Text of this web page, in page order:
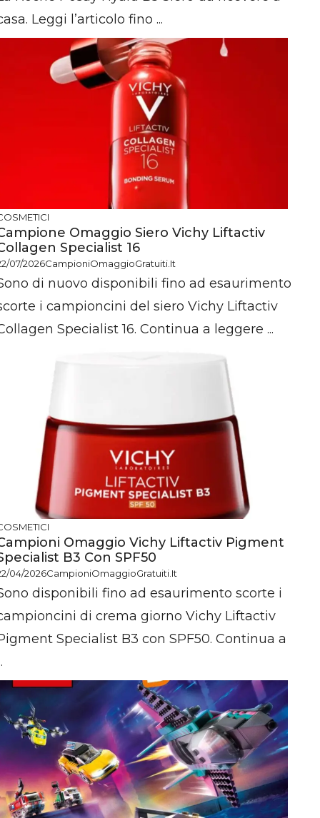
Leggi l’articolo fino ...
Omaggio Siero Vichy Liftactiv
Specialist 16
07/2026CampioniOmaggioGratuiti.it
di nuovo disponibili fino ad esaurimento
i campioncini del siero Vichy Liftactiv
Specialist 16. Continua a leggere ...
Omaggio Vichy Liftactiv Pigment
B3 Con SPF50
04/2026CampioniOmaggioGratuiti.it
disponibili fino ad esaurimento scorte i
di crema giorno Vichy Liftactiv
Specialist B3 con SPF50. Continua a